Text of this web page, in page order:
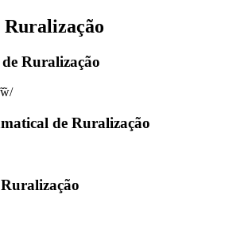
Ruralização
de Ruralização
de Ruralização
Ruralização